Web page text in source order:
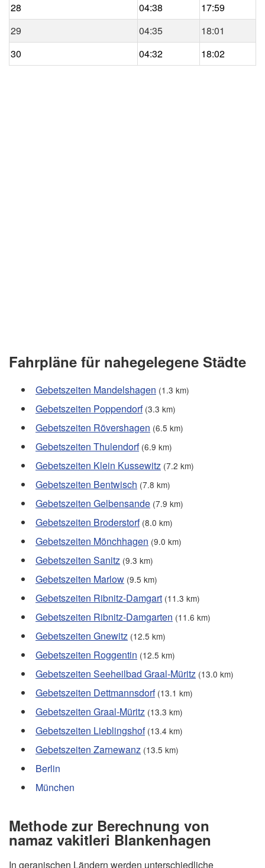
28
04:38
17:59
29
04:35
18:01
30
04:32 18:02
Fahrpläne für nahegelegene Städte
Gebetszeiten Mandelshagen (1.3 km)
Gebetszeiten Poppendorf (3.3 km)
Gebetszeiten Rövershagen (6.5 km)
Gebetszeiten Thulendorf (6.9 km)
Gebetszeiten Klein Kussewitz (7.2 km)
Gebetszeiten Bentwisch (7.8 km)
Gebetszeiten Gelbensande (7.9 km)
Gebetszeiten Broderstorf (8.0 km)
Gebetszeiten Mönchhagen (9.0 km)
Gebetszeiten Sanitz (9.3 km)
Gebetszeiten Marlow (9.5 km)
Gebetszeiten Ribnitz-Damgart (11.3 km)
Gebetszeiten Ribnitz-Damgarten (11.6 km)
Gebetszeiten Gnewitz (12.5 km)
Gebetszeiten Roggentin (12.5 km)
Gebetszeiten Seeheilbad Graal-Müritz (13.0 km)
Gebetszeiten Dettmannsdorf (13.1 km)
Gebetszeiten Graal-Müritz (13.3 km)
Gebetszeiten Lieblingshof (13.4 km)
Gebetszeiten Zarnewanz (13.5 km)
Berlin
München
Methode zur Berechnung von
namaz vakitleri Blankenhagen
In geranischen Ländern werden unterschiedliche